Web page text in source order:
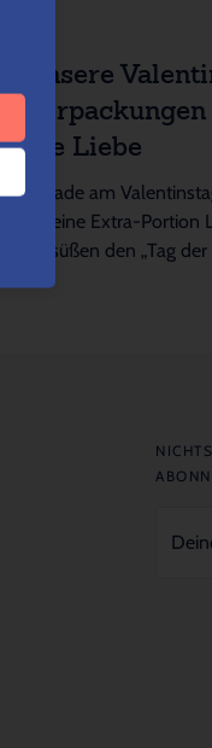
Unsere
die Liebe
Gerade am
für eine Extra-Portion
versüßen den „Tag